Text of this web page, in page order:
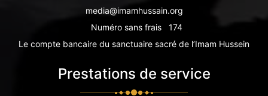
media@imamhussain.org
Numéro sans frais
174
Le compte bancaire du sanctuaire sacré de l’Imam Hussein
Prestations de service